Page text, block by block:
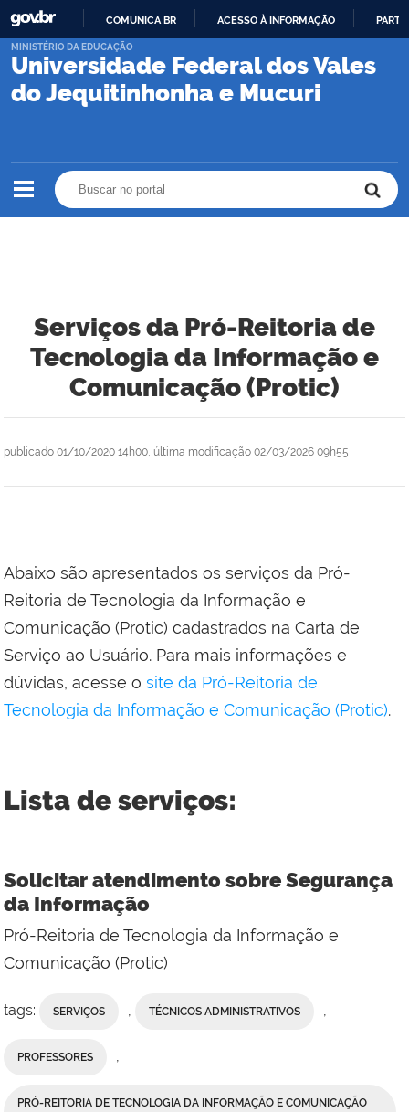
PARA
CONTEÚDO
COMUNICA BR ACESSO À INFORMAÇÃO
Universidade Federal dos Vales
do Jequitinhonha e Mucuri
MINISTÉRIO DA EDUCAÇÃO
Serviços da Pró-Reitoria de
Tecnologia da Informação e
Comunicação (Protic)
publicado 01/10/2020 14h00, última modificação 02/03/2026 09h55
Abaixo são apresentados os serviços da Pró-
Reitoria de Tecnologia da Informação e
Comunicação (Protic) cadastrados na Carta de
Serviço ao Usuário. Para mais informações e
dúvidas, acesse o site da Pró-Reitoria de
Tecnologia da Informação e Comunicação (Protic).
Lista de serviços:
Solicitar atendimento sobre Segurança
da Informação
Pró-Reitoria de Tecnologia da Informação e
Comunicação (Protic)
tags: SERVIÇOS , TÉCNICOS ADMINISTRATIVOS ,
PROFESSORES ,
PRÓ-REITORIA DE TECNOLOGIA DA INFORMAÇÃO E COMUNICAÇÃO